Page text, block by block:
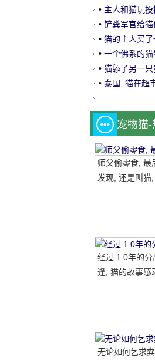
间.....。
• 主人和猫玩
• 铲粪军官给
这种表情..。
• 猫的主人买
以.....。
• 一个佛系的
• 猫舔了另一
猫有点不高兴,
• 泰国, 猫在超
宠物猫
师父偷零食, 最
发现, 还是叫猫
经过 1 0年的分
逢, 猫的故事感
无论如何乞求